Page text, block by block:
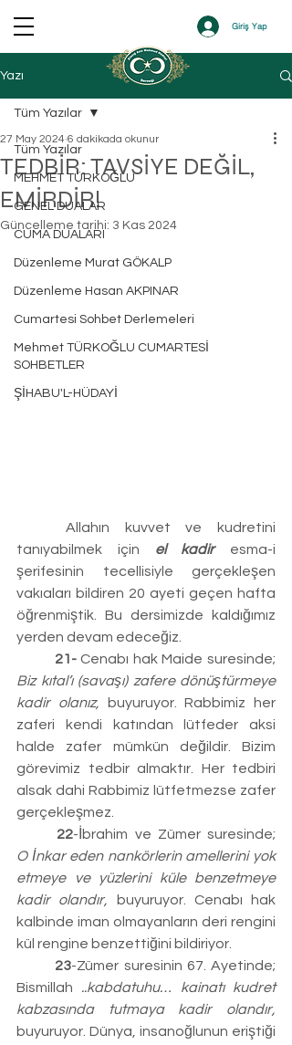
Giriş Yap
Yazı
Tüm Yazılar
MEHMET TÜRKOĞLU
GENEL DUALAR
CUMA DUALARI
Düzenleme Murat GÖKALP
Düzenleme Hasan AKPINAR
Cumartesi Sohbet Derlemeleri
Mehmet TÜRKOĞLU CUMARTESİ
SOHBETLER
ŞİHABU'L-HÜDAYİ
Tüm Yazılar
TEDBİR: TAVSİYE DEĞİL,
EMİRDİR!
27 May 2024 6 dakikada okunur
Güncelleme tarihi: 3 Kas 2024
tanıyabilmek için el kadir esma-i
şerifesinin tecellisiyle gerçekleşen
vakıaları bildiren 20 ayeti geçen hafta
öğrenmiştik. Bu dersimizde kaldığımız
yerden devam edeceğiz.
	21-
Cenabı hak Maide suresinde;
Biz kıtal’ı (savaşı) zafere dönüştürmeye
kadir olanız,
buyuruyor. Rabbimiz her
zaferi kendi katından lütfeder aksi
halde zafer mümkün değildir. Bizim
görevimiz tedbir almaktır. Her tedbiri
alsak dahi Rabbimiz lütfetmezse zafer
gerçekleşmez.
	22
O İnkar eden nankörlerin amellerini yok
etmeye ve yüzlerini küle benzetmeye
kadir olandır, buyuruyor. Cenabı hak
kalbinde iman olmayanların deri rengini
kül rengine benzettiğini bildiriyor.
	23
-Zümer suresinin 67. Ayetinde;
Bismillah ..kabdatuhu… kainatı kudret
buyuruyor. Dünya, insanoğlunun eriştiği